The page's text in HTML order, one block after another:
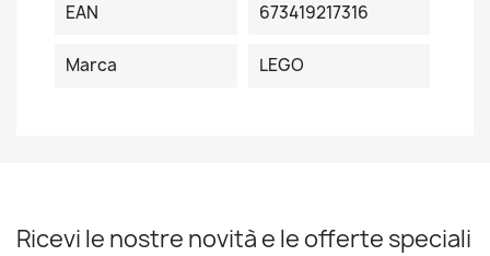
EAN 673419217316
Marca LEGO
Ricevi le nostre novità e le offerte speciali